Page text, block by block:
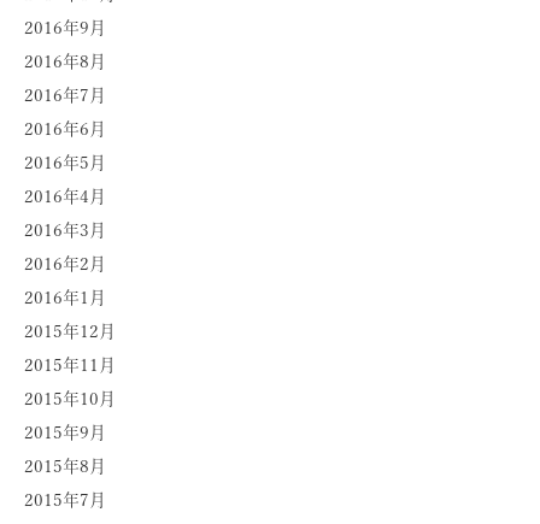
2016年9月
2016年8月
2016年7月
2016年6月
2016年5月
2016年4月
2016年3月
2016年2月
2016年1月
2015年12月
2015年11月
2015年10月
2015年9月
2015年8月
2015年7月